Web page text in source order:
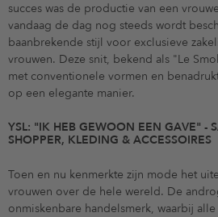
succes was de productie van een
vandaag de dag nog steeds wordt
baanbrekende stijl voor exclusieve
vrouwen. Deze snit, bekend als "Le
met conventionele vormen en
op een elegante manier.
YSL: "IK HEB GEWOON EEN GAVE" -
SHOPPER, KLEDING & ACCESSOIRES
Toen en nu kenmerkte zijn mode het
vrouwen over de hele wereld. De
onmiskenbare handelsmerk, waarbij